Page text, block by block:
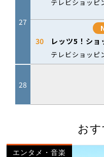
お
エンタメ・音楽